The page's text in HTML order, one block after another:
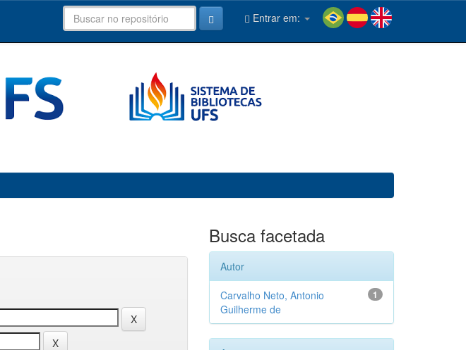
Entrar em:
Busca facetada
Autor
1
Carvalho Neto, Antonio
Guilherme de